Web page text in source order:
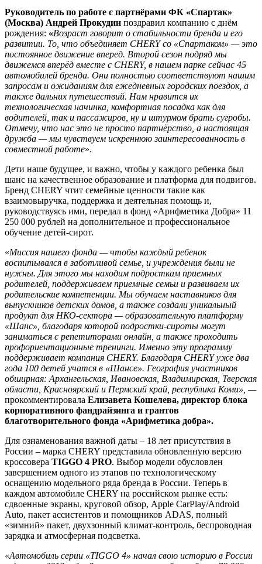
Руководитель по работе с партнёрами ФК «Спартак»
(Москва) Андрей Прокудин поздравил компанию с днём
рождения: «Возраст говорит о стабильности бренда и его
развитии. То, что объединяет CHERY со «Спартаком» — это
постоянное движение вперед. Второй сезон подряд мы
движемся вперёд вместе с CHERY, в нашем парке сейчас 45
автомобилей бренда. Они полностью соответствуют нашим
запросам и ожиданиям для ежедневных городских поездок, а
также дальних путешествий. Нам нравится их
технологическая начинка, комфортная посадка как для
водителей, так и пассажиров, ну и штурмом брать сугробы.
Отмечу, что нас это не просто партнёрство, а настоящая
дружба — мы чувствуем искреннюю заинтересованность в
совместной работе».
Дети наше будущее, и важно, чтобы у каждого ребенка был
шанс на качественное образование и платформа для подвигов.
Бренд CHERY чтит семейные ценности такие как
взаимовыручка, поддержка и деятельная помощь и,
руководствуясь ими, передал в фонд «Арифметика Добра» 11
250 000 рублей на дополнительное и профессиональное
обучение детей-сирот.
«Миссия нашего фонда — чтобы каждый ребенок
воспитывался в заботливой семье, и учреждения были не
нужны. Для этого мы находим подросткам приемных
родителей, поддерживаем приемные семьи и развиваем их
родительские компетенции. Мы обучаем наставников для
выпускников детских домов, а также создали уникальный
продукт для НКО-сектора — образовательную платформу
«Шанс», благодаря которой подростки-сироты могут
заниматься с репетиторами онлайн, а также проходить
профориентационные тренинги. Именно эту программу
поддерживает компания CHERY. Благодаря CHERY уже два
года 100 детей учатся в «Шансе». География участников
обширная: Архангельская, Ивановская, Владимирская, Тверская
области, Красноярский и Пермский край, республика Коми», —
прокомментировала Елизавета Кошелева, директор блока
корпоративного фандрайзинга и грантов
благотворительного фонда «Арифметика добра».
Для ознаменования важной даты – 18 лет присутствия в
России – марка CHERY представила обновленную версию
кроссовера TIGGO 4 PRO. Выбор модели обусловлен
завершением одного из этапов по технологическому
оснащению модельного ряда бренда в России. Теперь в
каждом автомобиле CHERY на российском рынке есть:
сдвоенные экраны, круговой обзор, Apple CarPlay/Android
Auto, пакет ассистентов и помощников ADAS, полный
«зимний» пакет, двухзонный климат-контроль, беспроводная
зарядка и атмосферная подсветка.
«Автомобиль серии «TIGGO 4» начал свою историю в России